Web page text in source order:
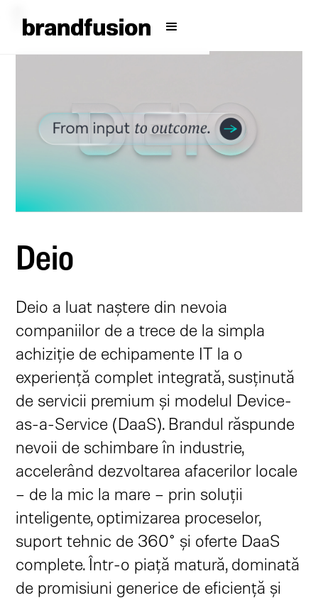
Deio
Deio a luat naștere din nevoia
companiilor de a trece de la simpla
achiziție de echipamente IT la o
experiență complet integrată, susținută
de servicii premium și modelul Device-
as-a-Service (DaaS). Brandul răspunde
nevoii de schimbare în industrie,
accelerând dezvoltarea afacerilor locale
– de la mic la mare – prin soluții
inteligente, optimizarea proceselor,
suport tehnic de 360° și oferte DaaS
complete. Într-o piață matură, dominată
de promisiuni generice de eficiență și